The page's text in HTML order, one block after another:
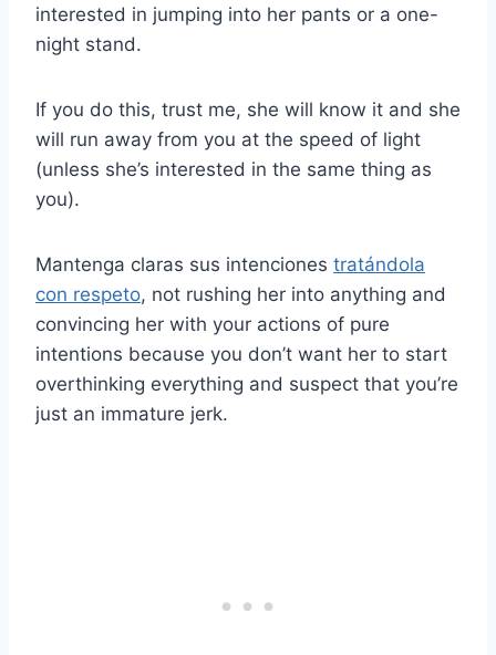
interested in jumping into her pants or a one-
night stand.
If you do this, trust me, she will know it and she
will run away from you at the speed of light
(unless she’s interested in the same thing as
you).
Mantenga claras sus intenciones tratándola
con respeto, not rushing her into anything and
convincing her with your actions of pure
intentions because you don’t want her to start
overthinking everything and suspect that you’re
just an immature jerk.